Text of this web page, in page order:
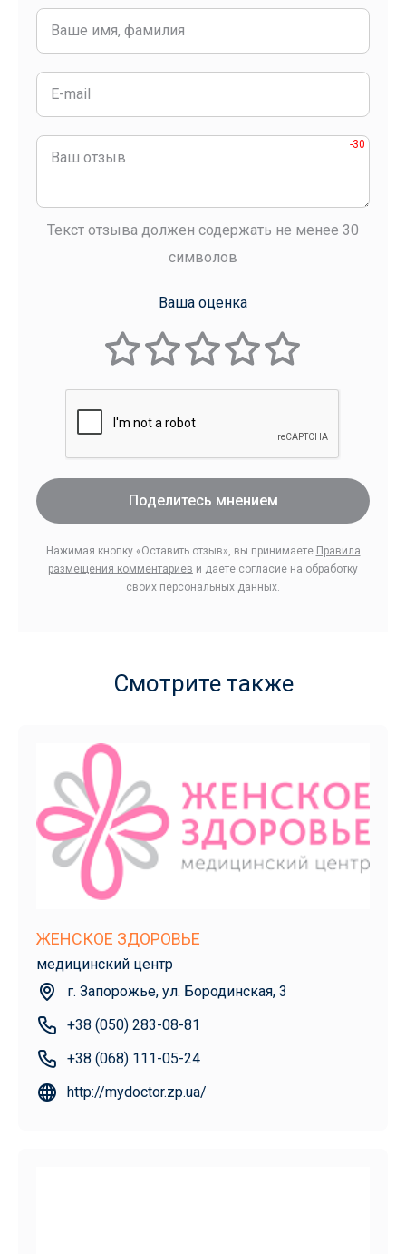
-30
Текст отзыва должен содержать не менее 30
символов
Ваша оценка
Поделитесь мнением
Нажимая кнопку «Оставить отзыв», вы принимаете Правила
размещения комментариев и даете согласие на обработку
своих персональных данных.
Смотрите также
ЖЕНСКОЕ ЗДОРОВЬЕ
медицинский центр
г. Запорожье, ул. Бородинская, 3
+38 (050) 283-08-81
+38 (068) 111-05-24
http://mydoctor.zp.ua/